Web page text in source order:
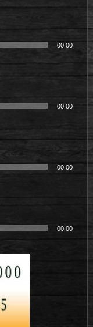
00:00
00:00
00:00
00:00